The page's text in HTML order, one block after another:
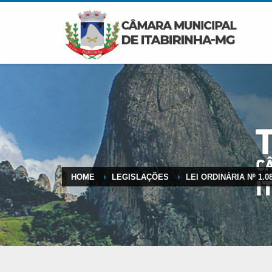
HOME LEGISLAÇÕES LEI ORDINÁRIA Nº